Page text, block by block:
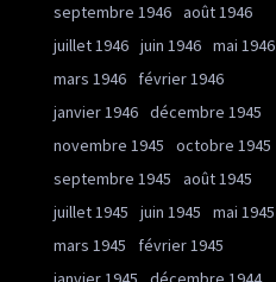
septembre 1946 août 1946
juillet 1946 juin 1946 mai 1946
mars 1946
février 1946
janvier 1946 décembre 1945
novembre 1945
octobre 1945
septembre 1945
août 1945
juillet 1945
juin 1945
mai 1945
mars 1945
février 1945